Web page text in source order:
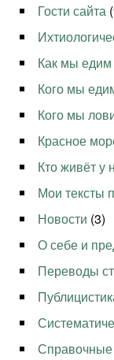
Гости сайта
Как мы едим
Кого мы
Кого мы
Красное
Кто живёт у
Мои тексты
Новости (3)
О себе и
Переводы